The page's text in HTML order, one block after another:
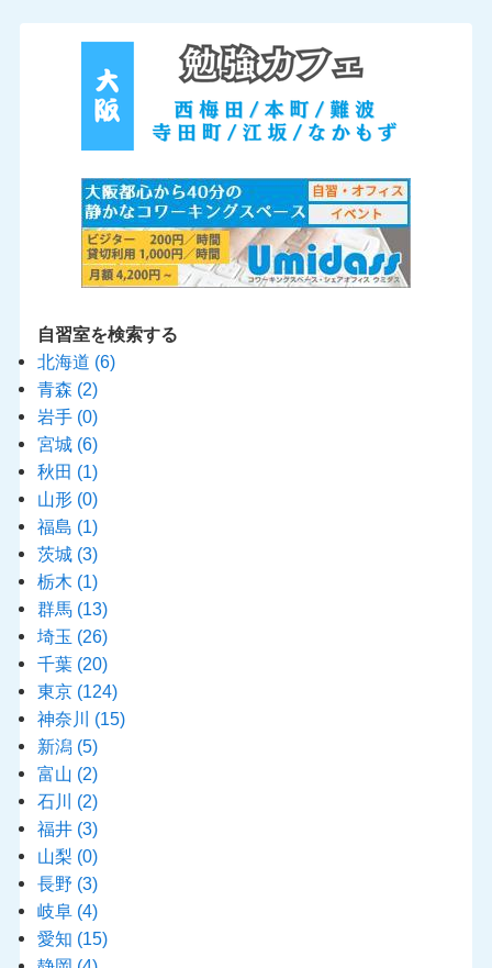
自習室を検索する
北海道 (6)
青森 (2)
岩手 (0)
宮城 (6)
秋田 (1)
山形 (0)
福島 (1)
茨城 (3)
栃木 (1)
群馬 (13)
埼玉 (26)
千葉 (20)
東京 (124)
神奈川 (15)
新潟 (5)
富山 (2)
石川 (2)
福井 (3)
山梨 (0)
長野 (3)
岐阜 (4)
愛知 (15)